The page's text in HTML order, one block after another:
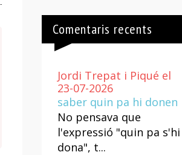
Comentaris recents
Jordi Trepat i Piqué el
23-07-2026
saber quin pa hi donen
No pensava que
l'expressió "quin pa s'hi
dona", t...